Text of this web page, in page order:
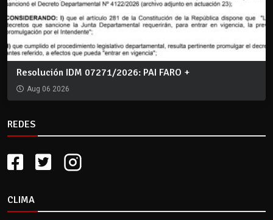
Resolución IDM 07271/2026: PAI FARO +
Aug 06 2026
REDES
CLIMA